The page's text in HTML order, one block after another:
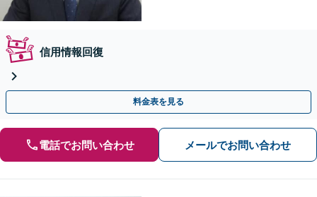
信用情報回復
料金表を見る
電話でお問い合わせ メールでお問い合わせ